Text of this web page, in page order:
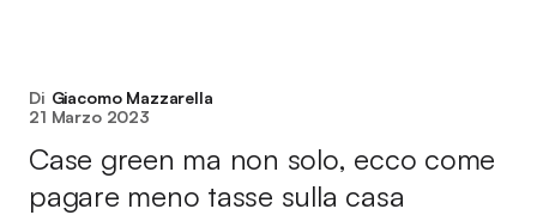
Di Giacomo Mazzarella
21 Marzo 2023
Case green ma non solo, ecco come
pagare meno tasse sulla casa